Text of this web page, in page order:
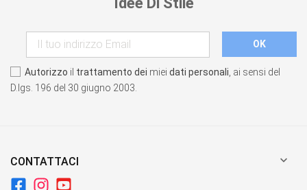
Autorizzo il trattamento dei miei dati personali , ai sensi del
D.lgs. 196 del 30 giugno 2003.
CONTATTACI 